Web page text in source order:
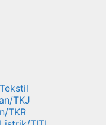
TKJ
TKR